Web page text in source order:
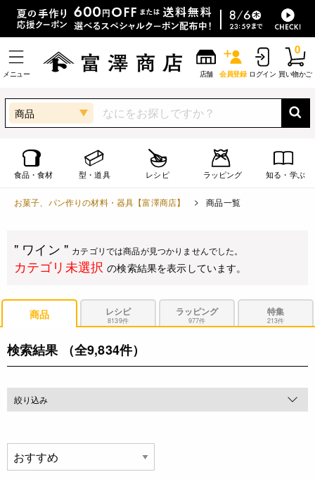
メニュー 店舗 会員登録 ログイン 買い物かご
0
商品
食品・食材 型・道具 レシピ ラッピング 知る・学ぶ
お菓子、パン作りの材料・器具【富澤商店】 商品一覧
" ワイン " カテゴリでは商品が見つかりませんでした。
カテゴリ未選択 の検索結果を表示しています。
商品 レシピ
8139件
ラッピング
977件
特集
213件
検索結果 （全9,834件）
絞り込み